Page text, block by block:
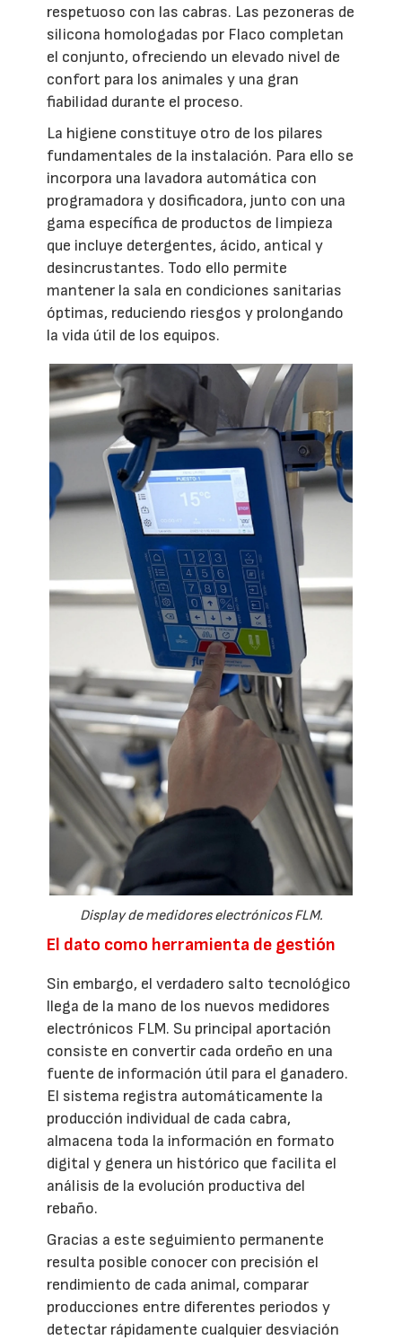
respetuoso con las cabras. Las pezoneras de
silicona homologadas por Flaco completan
el conjunto, ofreciendo un elevado nivel de
confort para los animales y una gran
fiabilidad durante el proceso.
La higiene constituye otro de los pilares
fundamentales de la instalación. Para ello se
incorpora una lavadora automática con
programadora y dosificadora, junto con una
gama específica de productos de limpieza
que incluye detergentes, ácido, antical y
desincrustantes. Todo ello permite
mantener la sala en condiciones sanitarias
óptimas, reduciendo riesgos y prolongando
la vida útil de los equipos.
Display de medidores electrónicos FLM.
El dato como herramienta de gestión
Sin embargo, el verdadero salto tecnológico
llega de la mano de los nuevos medidores
electrónicos FLM. Su principal aportación
consiste en convertir cada ordeño en una
fuente de información útil para el ganadero.
El sistema registra automáticamente la
producción individual de cada cabra,
almacena toda la información en formato
digital y genera un histórico que facilita el
análisis de la evolución productiva del
rebaño.
Gracias a este seguimiento permanente
resulta posible conocer con precisión el
rendimiento de cada animal, comparar
producciones entre diferentes periodos y
detectar rápidamente cualquier desviación